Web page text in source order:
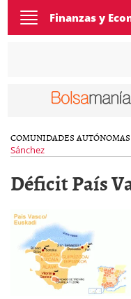
Toggle
navigation
Finanzas y
COMUNIDADES AUTÓNOMAS
Sánchez
Déficit País